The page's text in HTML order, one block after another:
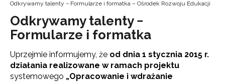
Odkrywamy talenty − Formularze i formatka – Ośrodek Rozwoju Edukacji
Odkrywamy talenty −
Formularze i formatka
Uprzejmie informujemy, że od dnia 1 stycznia 2015 r.
działania realizowane w ramach projektu
systemowego „Opracowanie i wdrażanie